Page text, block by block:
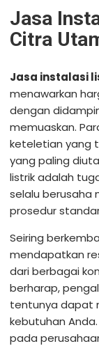
Jasa
Citra
Jasa instalasi
menawarkan
dengan
memuaskan.
keteletian yang
yang paling
listrik adalah
selalu berusaha
prosedur
Seiring
mendapatkan
dari berbagai
berharap,
tentunya dapat
kebutuhan
pada